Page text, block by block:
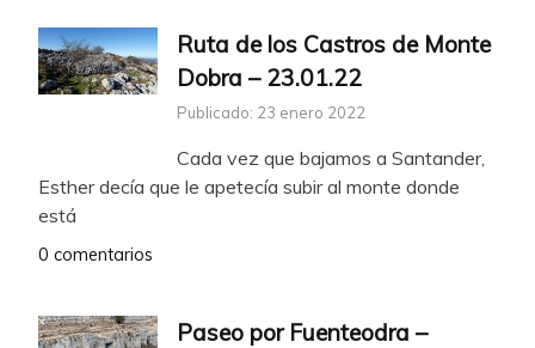
Ruta de los Castros de Monte
Dobra – 23.01.22
Publicado: 23 enero 2022
Cada vez que bajamos a Santander,
Esther decía que le apetecía subir al monte donde
está
0 comentarios
Paseo por Fuenteodra –